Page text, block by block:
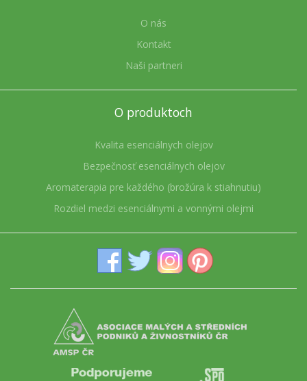
O nás
Kontakt
Naši partneri
O produktoch
Kvalita esenciálnych olejov
Bezpečnosť esenciálnych olejov
Aromaterapia pre každého (brožúra k stiahnutiu)
Rozdiel medzi esenciálnymi a vonnými olejmi